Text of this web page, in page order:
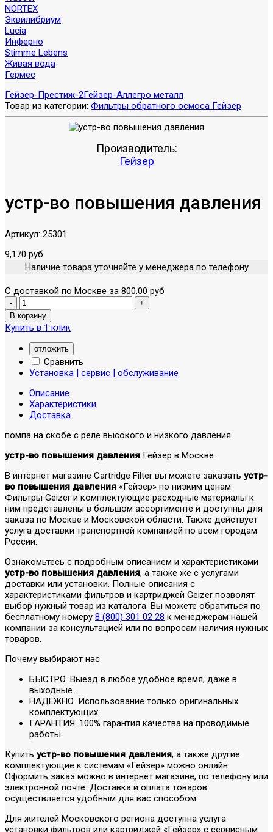
NORTEX
Эквилибриум
Lucia
Инферно
Stimme Lebens
Живая вода
Гермес
Гейзер-Престиж-2Гейзер-Аллегро металл
Товар из категории: Фильтры обратного осмоса Гейзер
Производитель:
Гейзер
устр-во повышения давления
Артикул: 25301
9,170 руб
Наличие товара уточняйте у менеджера по телефону
С доставкой по Москве за 800.00 руб
Купить в 1 клик
отложить
Сравнить
Установка | сервис | обслуживание
Описание
Характеристики
Доставка
помпа на скобе с реле высокого и низкого давления
устр-во повышения давления Гейзер в Москве.
В интернет магазине Cartridge Filter вы можете заказать устр-
во повышения давления «Гейзер» по низким ценам.
Фильтры Geizer и комплектующие расходные материалы к
ним представлены в большом ассортименте и доступны для
заказа по Москве и Московской области. Также действует
услуга доставки транспортной компанией по всем городам
России.
Ознакомьтесь с подробным описанием и характеристиками
устр-во повышения давления, а также же с услугами
доставки или установки. Полные описания с
характеристиками фильтров и картриджей Geizer позволят
выбор нужный товар из каталога. Вы можете обратиться по
бесплатному номеру 8 (800) 301 02 28 к менеджерам нашей
компании за консультацией или по вопросам наличия нужных
товаров.
Почему выбирают нас
БЫСТРО. Выезд в любое удобное время, даже в
выходные.
НАДЕЖНО. Использование только оригинальных
комплектующих.
ГАРАНТИЯ. 100% гарантия качества на проводимые
работы.
Купить устр-во повышения давления, а также другие
комплектующие к системам «Гейзер» можно онлайн.
Оформить заказ можно в интернет магазине, по телефону или
электронной почте. Доставка и оплата товаров
осуществляется удобным для вас способом.
Для жителей Московского региона доступна услуга
установки фильтров или картриджей «Гейзер» с сервисным